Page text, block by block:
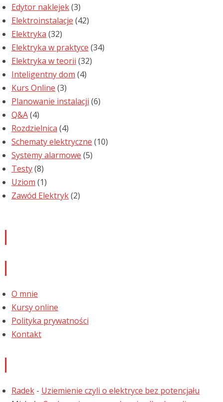
Edytor naklejek(3)
Elektroinstalacje (42)
Elektryka (32)
Elektryka w praktyce (34)
Elektryka w teorii (32)
Inteligentny dom (4)
Kurs Online (3)
Planowanie instalacji (6)
Q&A(4)
Rozdzielnica (4)
Schematy elektryczne (10)
Systemy alarmowe (5)
Testy(8)
Uziom (1)
Zawód Elektryk(2)
O mnie
Kursy online
Polityka prywatności
Kontakt
Radek - Uziemienie czyli o elektryce bez potencjału